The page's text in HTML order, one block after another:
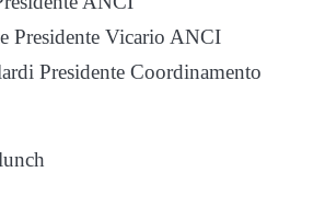
Presidente Vicario ANCI
Presidente Coordinamento